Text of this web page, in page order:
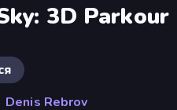
3D Parkour
Denis Rebrov